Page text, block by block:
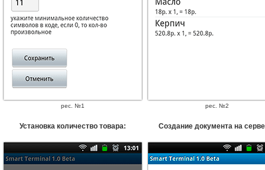
рес. №1 рес. №2
Установка количество товара: Создание документа на